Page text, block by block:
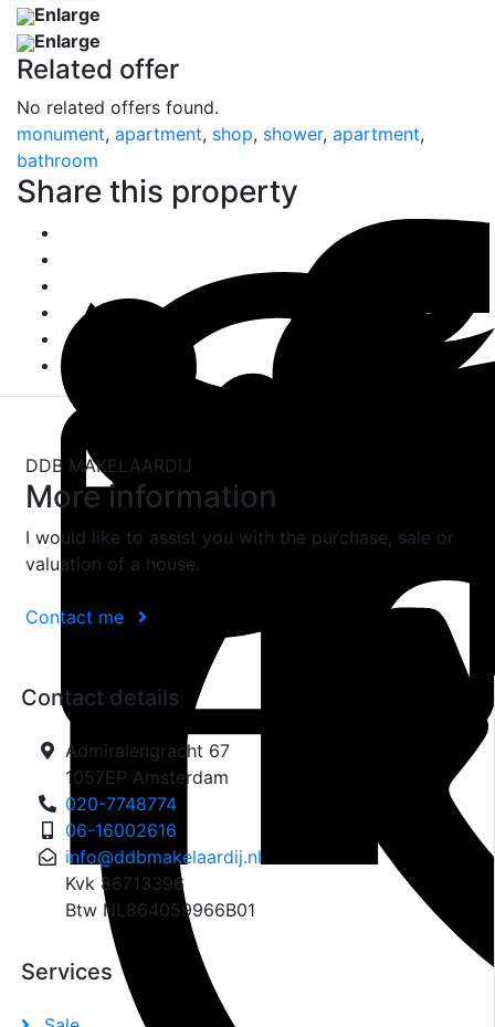
Enlarge
Enlarge
Related offer
No related offers found.
monument, apartment, shop, shower, apartment,
bathroom
Share this property
DDB MAKELAARDIJ
More information
I would like to assist you with the purchase, sale or
valuation of a house.
Contact me
Contact details
Admiralengracht 67
1057EP Amsterdam
020-7748774
06-16002616
info@ddbmakelaardij.nl
Kvk 86713396
Btw NL864059966B01
Services